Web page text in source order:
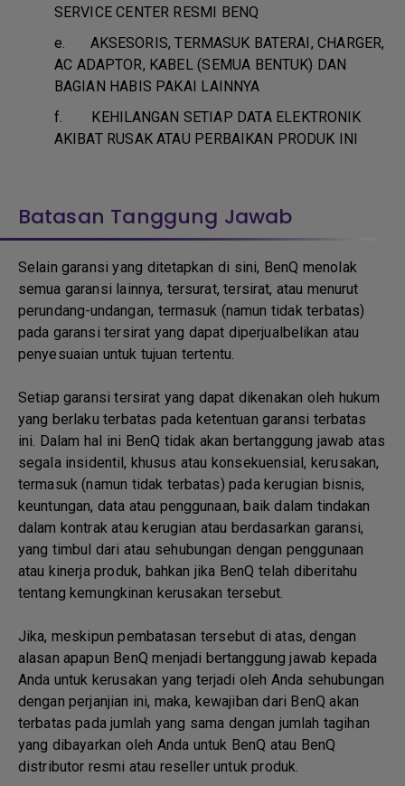
SERVICE CENTER RESMI BENQ
e. AKSESORIS, TERMASUK BATERAI, CHARGER,
AC ADAPTOR, KABEL (SEMUA BENTUK) DAN
BAGIAN HABIS PAKAI LAINNYA
f. KEHILANGAN SETIAP DATA ELEKTRONIK
AKIBAT RUSAK ATAU PERBAIKAN PRODUK INI
Batasan Tanggung Jawab
Selain garansi yang ditetapkan di sini, BenQ menolak
semua garansi lainnya, tersurat, tersirat, atau menurut
perundang-undangan, termasuk (namun tidak terbatas)
pada garansi tersirat yang dapat diperjualbelikan atau
penyesuaian untuk tujuan tertentu.
Setiap garansi tersirat yang dapat dikenakan oleh hukum
yang berlaku terbatas pada ketentuan garansi terbatas
ini. Dalam hal ini BenQ tidak akan bertanggung jawab atas
segala insidentil, khusus atau konsekuensial, kerusakan,
termasuk (namun tidak terbatas) pada kerugian bisnis,
keuntungan, data atau penggunaan, baik dalam tindakan
dalam kontrak atau kerugian atau berdasarkan garansi,
yang timbul dari atau sehubungan dengan penggunaan
atau kinerja produk, bahkan jika BenQ telah diberitahu
tentang kemungkinan kerusakan tersebut.
Jika, meskipun pembatasan tersebut di atas, dengan
alasan apapun BenQ menjadi bertanggung jawab kepada
Anda untuk kerusakan yang terjadi oleh Anda sehubungan
dengan perjanjian ini, maka, kewajiban dari BenQ akan
terbatas pada jumlah yang sama dengan jumlah tagihan
yang dibayarkan oleh Anda untuk BenQ atau BenQ
distributor resmi atau reseller untuk produk.